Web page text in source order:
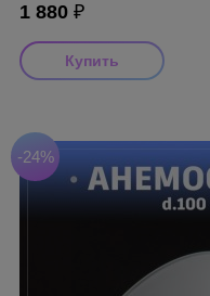
1 880 ₽
-24%